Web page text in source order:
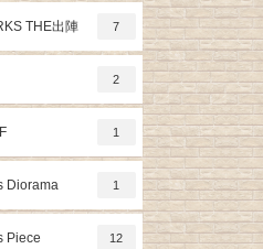
THE出陣 7
2
1
Diorama 1
Piece 12